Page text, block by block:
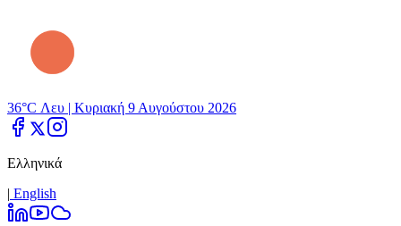
36°C Λευ | Κυριακή 9 Αυγούστου 2026
Ελληνικά
| Εnglish